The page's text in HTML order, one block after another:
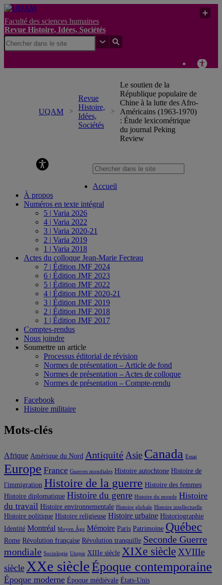
Faculté des sciences humaines
Revue Histoire, Idées, Sociétés
UQAM
Revue
Histoire,
Idées,
Sociétés
Le soutien de la
République populaire de
Chine à la lutte des Afro-
Américains (1963-1970)
: Étude lexicométrique
du journal Peking
Review
Accueil
À propos
Numéros en texte intégral
5 | Varia 2026
4 | Varia 2022
3 | Varia 2020-21
2 | Varia 2019
1 | Varia 2018
Actes du colloque Jean-Marie Fecteau
7 | Édition JMF 2024
6 | Édition JMF 2023
5 | Édition JMF 2022
4 | Édition JMF 2020-21
3 | Édition JMF 2019
2 | Édition JMF 2018
1 | Édition JMF 2017
Comptes-rendus
Nous joindre
Soumettre un article
Processus éditorial de révision
Normes de présentation – Article de fond
Normes de présentation – Actes de colloque
Normes de présentation – Compte-rendu
Facebook
Histoire militaire
Mots-clés
Afrique Amérique du Nord Antiquité Asie Canada Essai
Europe France Guerres mondiales Histoire autochtone Histoire de
l'immigration Histoire de la guerre Histoire des femmes
Histoire diplomatique Histoire du genre Histoire du monde Histoire
du travail Histoire environnementale Histoire globale Histoire intellectuelle
Histoire politique Histoire religieuse Histoire urbaine Historiographie
Identité Montréal Moyen Âge Mémoire Paris Patrimoine Québec
Rome Révolution française Révolution tranquille Seconde Guerre
mondiale Sociologie Utopie XIIIe siècle XIXe siècle XVIIIe
siècle XXe siècle Époque contemporaine
Époque moderne Époque médiévale États-Unis